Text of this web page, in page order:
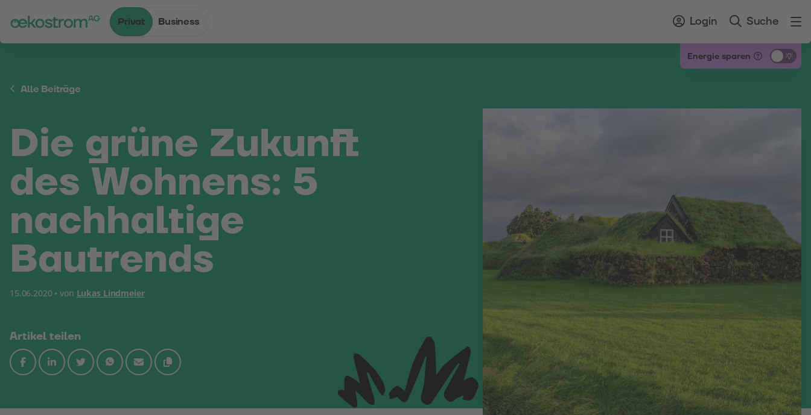
Privat Business Login Suche
Alle Beiträge
Die grüne Zukunft
des Wohnens: 5
nachhaltige
Bautrends
15.06.2020 • von Lukas Lindmeier
Artikel teilen
Energie sparen